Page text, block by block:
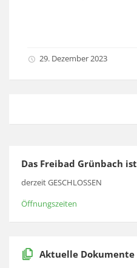
29. Dezember 2023
Das Freibad Grünbach ist
derzeit GESCHLOSSEN
Öffnungszeiten
Aktuelle Dokumente